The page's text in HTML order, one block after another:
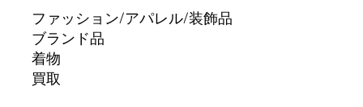
ファッション/アパレル/装飾品
ブランド品
着物
買取